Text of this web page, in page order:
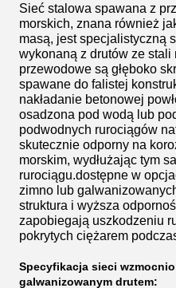
Sieć stalowa spawana z
morskich, znana również
masą, jest specjalistyczną
wykonaną z drutów ze
przewodowe są głęboko
spawane do falistej
nakładanie betonowej
osadzona pod wodą lub
podwodnych rurociągów
skutecznie odporny na
morskim, wydłużając tym
rurociągu.dostępne w
zimno lub
struktura i wyższa
zapobiegają uszkodzeniu
pokrytych ciężarem
Specyfikacja sieci
galwanizowanym drutem: